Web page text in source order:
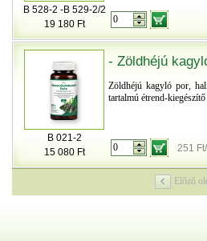
B 528-2 -B 529-2/2
19 180 Ft
B 021-2
15 080 Ft
- Zöldhéjú
Zöldhéjú kagyló por,
tartalmú étrend-
251
Előző